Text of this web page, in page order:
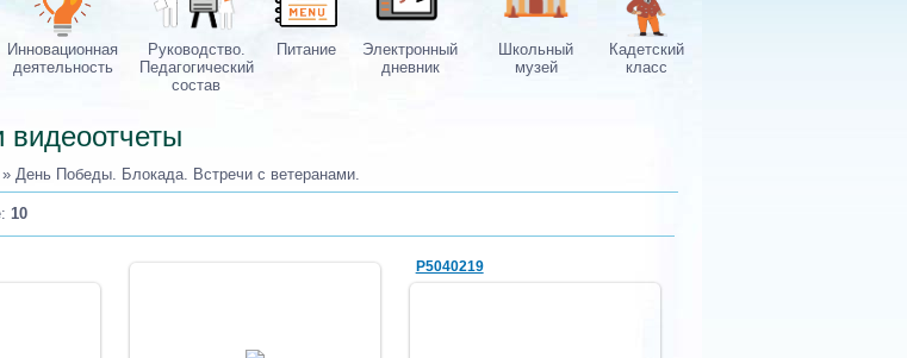
Инновационная
деятельность
Руководство.
Педагогический
состав
Питание
Электронный
дневник
Школьный
музей
Кадетcкий
класс
» День Победы. Блокада. Встречи с ветеранами.
: 10
P5040219